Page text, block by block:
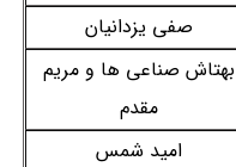
صفی یزدانیان
بهتاش صناعی ها و مریم
مقدم
امید شمس